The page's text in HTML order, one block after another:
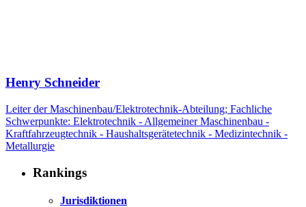
Henry Schneider
Leiter der Maschinenbau/Elektrotechnik-Abteilung; Fachliche
Schwerpunkte: Elektrotechnik - Allgemeiner Maschinenbau -
Kraftfahrzeugtechnik - Haushaltsgerätetechnik - Medizintechnik -
Metallurgie
Rankings
Jurisdiktionen